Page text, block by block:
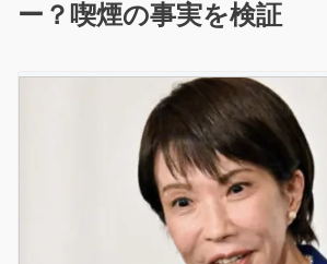
ー？喫煙の事実を検証